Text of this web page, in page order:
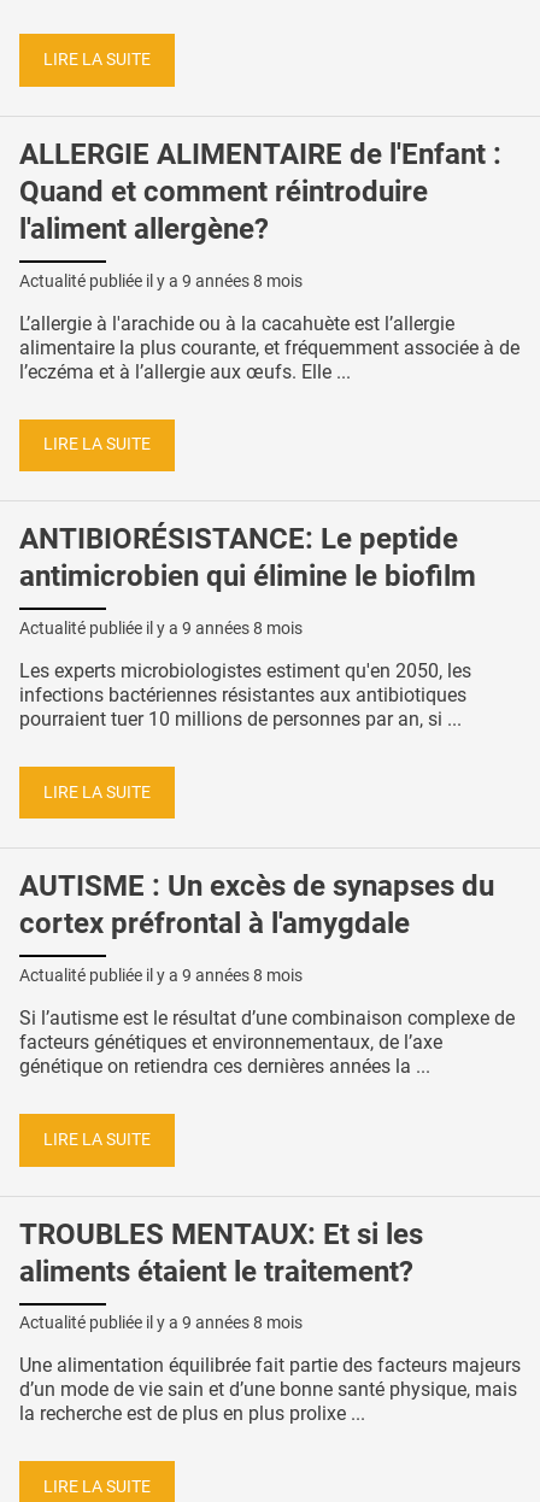
LIRE LA SUITE
ALLERGIE ALIMENTAIRE de l'Enfant :
Quand et comment réintroduire
l'aliment allergène?
Actualité publiée il y a 9 années 8 mois
L’allergie à l'arachide ou à la cacahuète est l’allergie
alimentaire la plus courante, et fréquemment associée à de
l’eczéma et à l’allergie aux œufs. Elle ...
LIRE LA SUITE
ANTIBIORÉSISTANCE: Le peptide
antimicrobien qui élimine le biofilm
Actualité publiée il y a 9 années 8 mois
Les experts microbiologistes estiment qu'en 2050, les
infections bactériennes résistantes aux antibiotiques
pourraient tuer 10 millions de personnes par an, si ...
LIRE LA SUITE
AUTISME : Un excès de synapses du
cortex préfrontal à l'amygdale
Actualité publiée il y a 9 années 8 mois
Si l’autisme est le résultat d’une combinaison complexe de
facteurs génétiques et environnementaux, de l’axe
génétique on retiendra ces dernières années la ...
LIRE LA SUITE
TROUBLES MENTAUX: Et si les
aliments étaient le traitement?
Actualité publiée il y a 9 années 8 mois
Une alimentation équilibrée fait partie des facteurs majeurs
d’un mode de vie sain et d’une bonne santé physique, mais
la recherche est de plus en plus prolixe ...
LIRE LA SUITE